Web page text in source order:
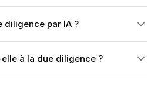
diligence par IA ?
à la due diligence ?